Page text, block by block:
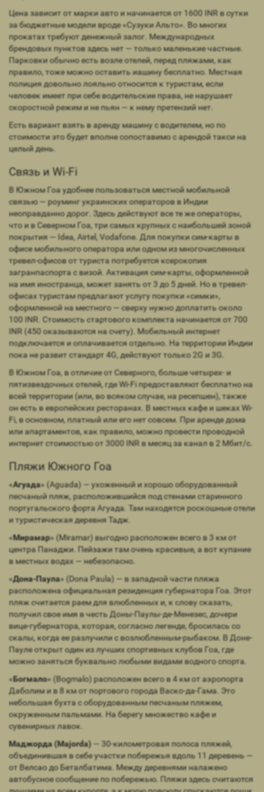
Цена зависит от марки авто и начинается от 1600 INR в сутки
за бюджетные модели вроде «Сузуки Альто». Во многих
прокатах требуют денежный залог. Международных
брендовых пунктов здесь нет — только маленькие частные.
Парковки обычно есть возле отелей, перед пляжами, как
правило, тоже можно оставить иашину бесплатно. Местная
полиция довольно лояльно относится к туристам, если
человек имеет при себе водительские права, не нарушает
скоростной режим и не пьян — к нему претензий нет.
Есть вариант взять в аренду машину с водителем, но по
стоимости это будет вполне сопоставимо с арендой такси на
целый день.
Связь и Wi-Fi
В Южном Гоа удобнее пользоваться местной мобильной
связью — роуминг украинских операторов в Индии
неоправданно дорог. Здесь действуют все те же операторы,
что и в Северном Гоа, три самых крупных с наибольшей зоной
покрытия — Idea, Airtel, Vodafone. Для покупки сим-карты в
офисе мобильного оператора или одном из многочисленных
тревел-офисов от туриста потребуется ксерокопия
загранпаспорта с визой. Активация сим-карты, оформленной
на имя иностранца, может занять от 3 до 5 дней. Но в тревел-
офисах туристам предлагают услугу покупки «симки»,
оформленной на местного — сверху нужно доплатить около
100 INR. Стоимость стартового комплекта начинается от 700
INR (450 оказываются на счету). Мобильный интернет
подключается и оплачивается отдельно. На территории Индии
пока не развит стандарт 4G, действуют только 2G и 3G.
В Южном Гоа, в отличие от Северного, больше четырех- и
пятизвездочных отелей, где Wi-Fi предоставляют бесплатно на
всей территории (или, во всяком случае, на ресепшен), также
он есть в европейских ресторанах. В местных кафе и шеках Wi-
Fi, в основном, платный или его нет совсем. При аренде дома
или апартаментов, как правило, можно провести проводной
интернет стоимостью от 3000 INR в месяц за канал в 2 Мбит/с.
Пляжи Южного Гоа
«Агуада» (Aguada) — ухоженный и хорошо оборудованный
песчаный пляж, расположившийся под стенами старинного
португальского форта Агуада. Там находятся роскошные отели
и туристическая деревня Тадж.
«Мирамар» (Miramar) выгодно расположен всего в 3 км от
центра Панаджи. Пейзажи там очень красивые, а вот купание
в местных водах — небезопасно.
«Дона-Паула» (Dona Paula) — в западной части пляжа
расположена официальная резиденция губернатора Гоа. Этот
пляж считается раем для влюбленных и, к слову сказать,
получил свое имя в честь Доны-Паулы-де-Менезес, дочери
вице-губернатора, которая, согласно легенде, бросилась со
скалы, когда ее разлучили с возлюбленным-рыбаком. В Доне-
Пауле открыт один из лучших спортивных клубов Гоа, где
можно заняться буквально любыми видами водного спорта.
«Богмало» (Bogmalo) расположен всего в 4 км от аэропорта
Даболим и в 8 км от портового города Васко-да-Гама. Это
небольшая бухта с оборудованным песчаным пляжем,
окруженным пальмами. На берегу множество кафе и
сувенирных лавок.
Маджорда (Majorda) — 30-километровая полоса пляжей,
объединившая в себе участки побережья вдоль 11 деревень —
от Велсао до Беталбатима. Между деревнями налажено
автобусное сообщение по побережью. Пляжи здесь считаются